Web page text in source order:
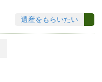
遺産をもらいたい